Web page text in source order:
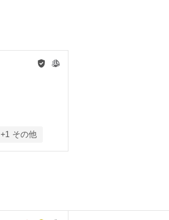
+1 その他